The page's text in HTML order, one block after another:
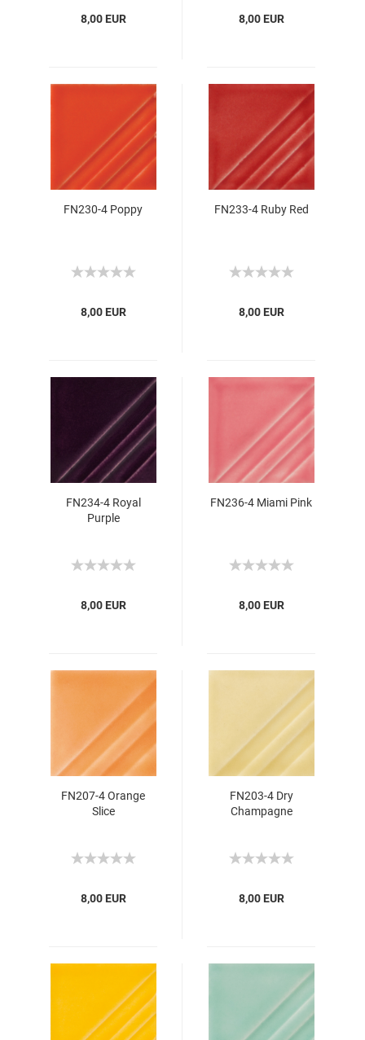
8,00 EUR 8,00 EUR
FN230-4 Poppy
8,00 EUR
FN233-4 Ruby Red
8,00 EUR
FN234-4 Royal
Purple
8,00 EUR
FN236-4 Miami Pink
8,00 EUR
FN207-4 Orange
Slice
8,00 EUR
FN203-4 Dry
Champagne
8,00 EUR